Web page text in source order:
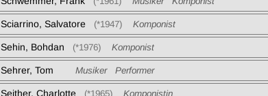
Sciarrino, Salvatore (*1947) Komponist
Sehin, Bohdan (*1976) Komponist
Sehrer, Tom Musiker Performer
Seither, Charlotte (*1965) Komponistin